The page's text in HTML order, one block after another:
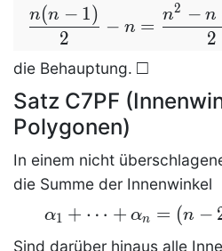
\dfrac
{n(n-1)}
2-
n=\dfrac
{n^2-n
-2n} 2=
\dfrac
{n(n-3)}
2
2
n(n − 1)
− n =
2
n2 − n
die Behauptung. \qed
□
Satz C7PF
Polygonen)
In einem nicht
die Summe der Innenwinkel
\alpha_1+\dots
+\alpha_n = (n
α1 + ⋯ + αn = (n −
Sind darüber hinaus alle